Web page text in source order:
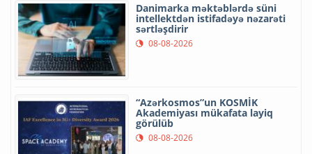
Danimarka məktəblərdə süni
intellektdən istifadəyə nəzarəti
sərtləşdirir
08-08-2026
“Azərkosmos”un KOSMİK
Akademiyası mükafata layiq
görülüb
08-08-2026